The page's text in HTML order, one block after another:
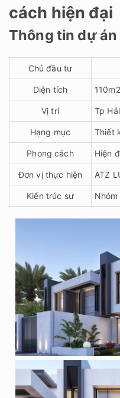
cách hiện đại
Thông tin dự án
Chủ đầu tư
Diện tích 110m2
Vị trí Tp
Hạng mục Thiết
Phong cách Hiện
Đơn vị thực hiện ATZ
Kiến trúc sư Nhóm